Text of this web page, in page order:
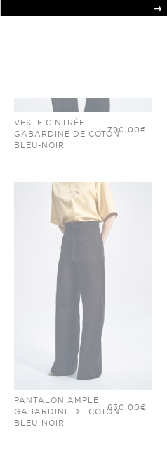
VESTE CINTRÉE
GABARDINE DE COTON
BLEU-NOIR
790,00€
PANTALON AMPLE
GABARDINE DE COTON
BLEU-NOIR
630,00€